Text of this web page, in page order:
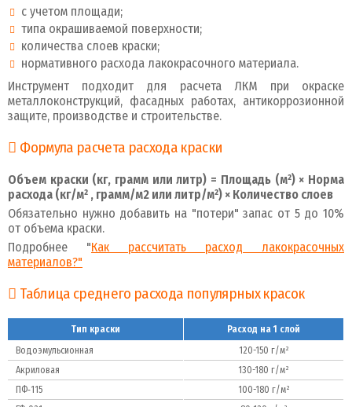
с учетом площади;
типа окрашиваемой поверхности;
количества слоев краски;
нормативного расхода лакокрасочного материала.
Инструмент подходит для расчета ЛКМ при окраске
металлоконструкций, фасадных работах, антикоррозионной
защите, производстве и строительстве.
Формула расчета расхода краски
Объем краски (кг, грамм или литр) = Площадь (м²) × Норма
расхода (кг/м² , грамм/м2 или литр/м²) × Количество слоев
Обязательно нужно добавить на "потери" запас от 5 до 10%
от объема краски.
Подробнее "Как рассчитать расход лакокрасочных
материалов?"
Таблица среднего расхода популярных красок
Тип краски
Расход на 1 слой
Водоэмульсионная
120-150 г/м²
Акриловая
130-180 г/м²
ПФ‑115
100-180 г/м²